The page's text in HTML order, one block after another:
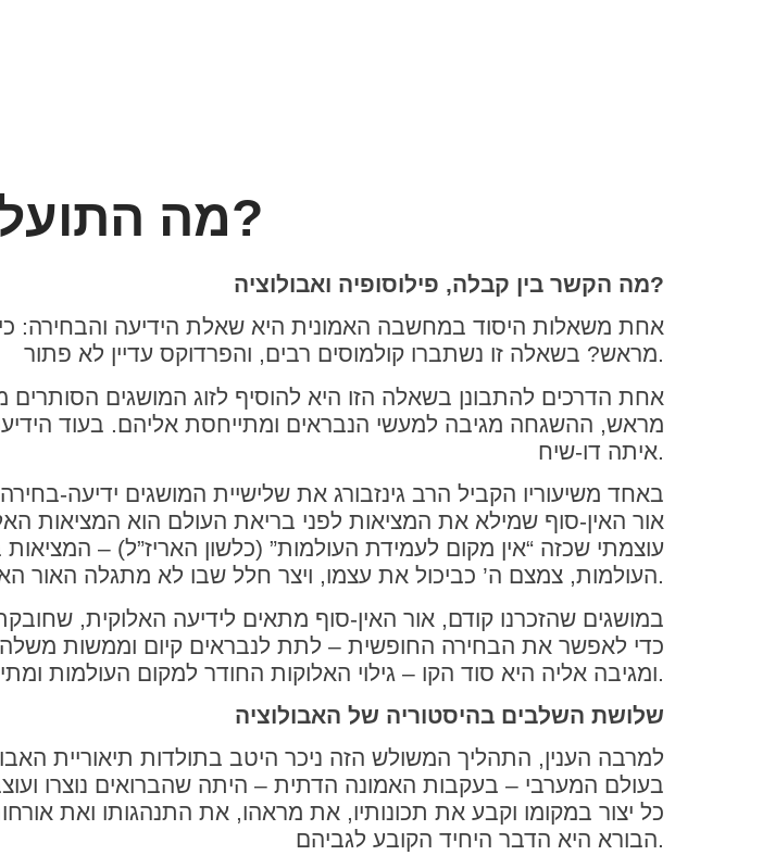
מה התועלת בכפירה של האבולוציה?
מה הקשר בין קבלה, פילוסופיה ואבולוציה?
אחת משאלות היסוד במחשבה האמונית היא שאלת הידיעה והבחירה:
מראש? בשאלה זו נשתברו קולמוסים רבים, והפרדוקס עדיין לא פתור.
אחת הדרכים להתבונן בשאלה הזו היא להוסיף לזוג המושגים
מראש, ההשגחה מגיבה למעשי הנבראים ומתייחסת אליהם. בעוד
איתה דו-שיח.
באחד משיעוריו הקביל הרב גינזבורג את שלישיית המושגים ידיעה-
אור האין-סוף שמילא את המציאות לפני בריאת העולם הוא המציאות
עוצמתי שכזה “אין מקום לעמידת העולמות” (כלשון האריז”ל) –
העולמות, צמצם ה’ כביכול את עצמו, ויצר חלל שבו לא מתגלה האור האינסופי. השלב הבא הוא המשכת קו של אור לתוך החלל הזה.
במושגים שהזכרנו קודם, אור האין-סוף מתאים לידיעה האלוקית,
כדי לאפשר את הבחירה החופשית – לתת לנבראים קיום וממשות
שלושת השלבים בהיסטוריה של האבולוציה
למרבה הענין, התהליך המשולש הזה ניכר היטב בתולדות תיאוריית
בעולם המערבי – בעקבות האמונה הדתית – היתה שהברואים נוצרו
כל יצור במקומו וקבע את תכונותיו, את מראהו, את התנהגותו ואת
הבורא היא הדבר היחיד הקובע לגביהם.